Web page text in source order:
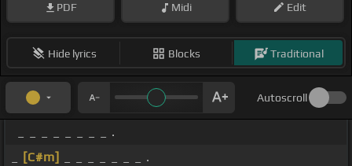
PDF Midi Edit
Hide lyrics Blocks Traditional
Autoscroll
_ _ _ _ _ _ _ _ .
[C#m]
_ _ _ _ _ _ _ .